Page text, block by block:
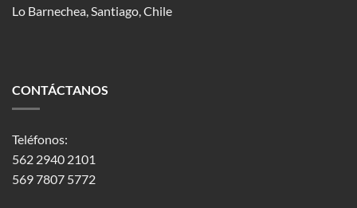
Lo Barnechea, Santiago, Chile
CONTÁCTANOS
Teléfonos:
562 2940 2101
569 7807 5772